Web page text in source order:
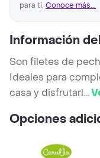
para ti. Conoce más...
Información
Son filetes de
Ideales para
casa y disfrutarl...
Opciones